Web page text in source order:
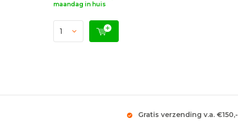
maandag in huis
Gratis verzending v.a. €150,-